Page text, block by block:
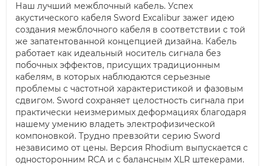
Наш лучший межблочный кабель. Успех
акустического кабеля Sword Excalibur зажег идею
создания межблочного кабеля в соответствии с той
же запатентованной концепцией дизайна. Кабель
работает как идеальный носитель сигнала без
побочных эффектов, присущих традиционным
кабелям, в которых наблюдаются серьезные
проблемы с частотной характеристикой и фазовым
сдвигом. Sword сохраняет целостность сигнала при
практически неизмеримых деформациях благодаря
нашему умению владеть электрофизической
компоновкой. Трудно превзойти серию Sword
независимо от цены. Версия Rhodium выпускается с
односторонним RCA и с балансным XLR штекерами.